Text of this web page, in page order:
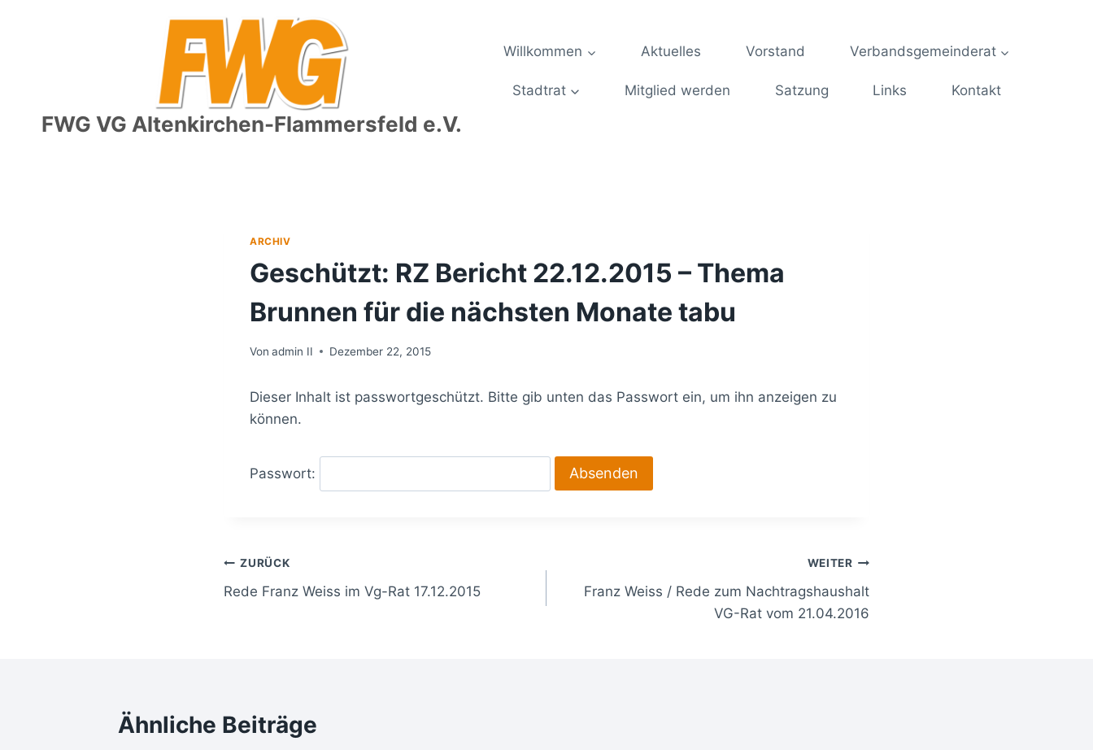
FWG VG Altenkirchen-Flammersfeld e.V.
Willkommen Aktuelles Vorstand Verbandsgemeinderat
Stadtrat Mitglied werden Satzung Links Kontakt
ARCHIV
Geschützt: RZ Bericht 22.12.2015 – Thema
Brunnen für die nächsten Monate tabu
Von admin II Dezember 22, 2015
Dieser Inhalt ist passwortgeschützt. Bitte gib unten das Passwort ein, um ihn anzeigen zu
können.
Passwort:
Beitragsnavigation
ZURÜCK
Rede Franz Weiss im Vg-Rat 17.12.2015
WEITER
Franz Weiss / Rede zum Nachtragshaushalt
VG-Rat vom 21.04.2016
Ähnliche Beiträge